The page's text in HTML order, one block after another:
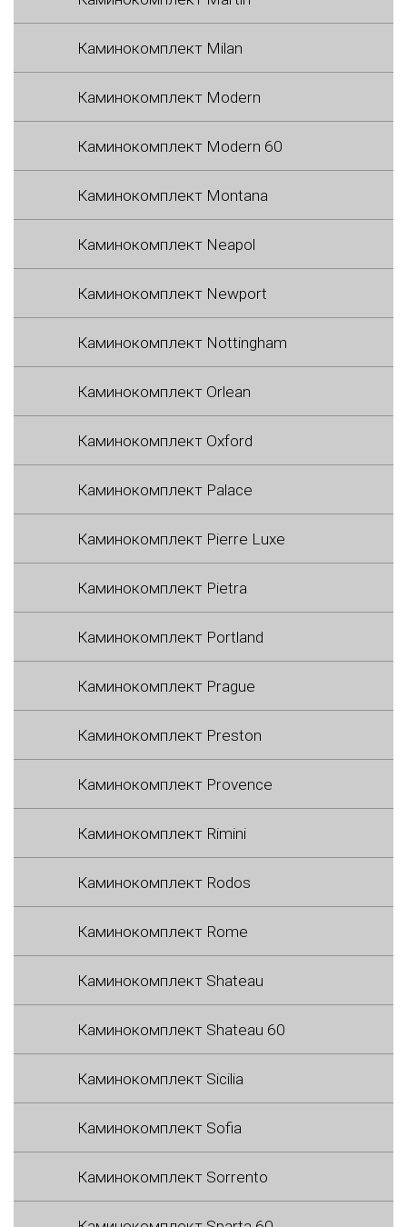
Каминокомплект Milan
Каминокомплект Modern
Каминокомплект Modern 60
Каминокомплект Montana
Каминокомплект Neapol
Каминокомплект Newport
Каминокомплект Nottingham
Каминокомплект Orlean
Каминокомплект Oxford
Каминокомплект Palace
Каминокомплект Pierre Luxe
Каминокомплект Pietra
Каминокомплект Portland
Каминокомплект Prague
Каминокомплект Preston
Каминокомплект Provence
Каминокомплект Rimini
Каминокомплект Rodos
Каминокомплект Rome
Каминокомплект Shateau
Каминокомплект Shateau 60
Каминокомплект Sicilia
Каминокомплект Sofia
Каминокомплект Sorrento